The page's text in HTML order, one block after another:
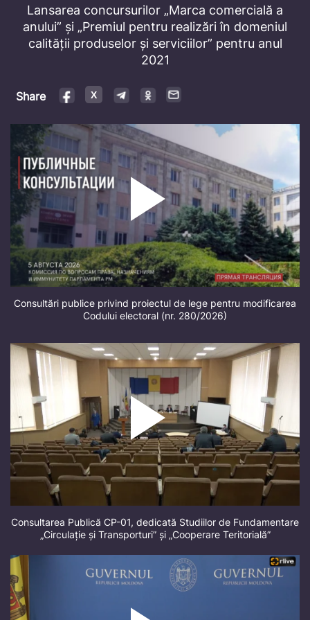
Lansarea concursurilor „Marca comercială a
anului” și „Premiul pentru realizări în domeniul
calității produselor și serviciilor” pentru anul
2021
Share
Consultări publice privind proiectul de lege pentru modificarea
Codului electoral (nr. 280/2026)
Consultarea Publică CP-01, dedicată Studiilor de Fundamentare
„Circulație și Transporturi” și „Cooperare Teritorială”